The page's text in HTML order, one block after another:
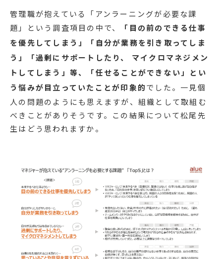
管理職が抱えている「アンラーニングが必要な課
題」という調査項目の中で、
「目の前のできる仕事
を優先してしまう」「自分が業務を引き取ってしま
う」「過剰にサポートしたり、 マイクロマネジメン
トしてしまう」等、「任せることができない」とい
う悩みが目立っていたことが印象的でした。一見個
人の問題のようにも思えますが、組織として取組む
べきことがありそうです。この結果について松尾先
生はどう思われますか。